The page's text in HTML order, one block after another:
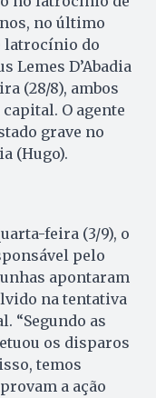
no último
latrocínio do
Lemes D’Abadia
(28/8), ambos
O agente
grave no
(Hugo).
feira (3/9), o
pelo
apontaram
na tentativa
“Segundo as
os disparos
temos
a ação